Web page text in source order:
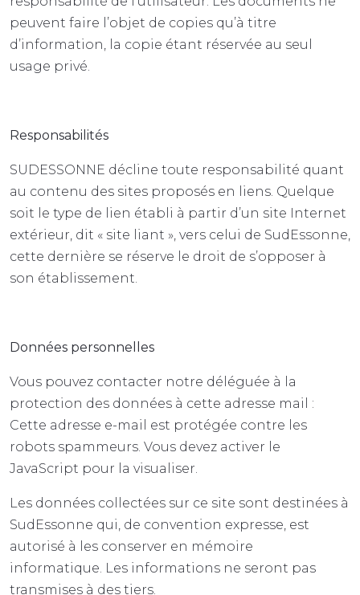
peuvent faire l’objet de copies qu’à titre
d’information, la copie étant réservée au seul
usage privé.
Responsabilités
SUDESSONNE décline toute responsabilité quant
au contenu des sites proposés en liens. Quelque
soit le type de lien établi à partir d’un site Internet
extérieur, dit « site liant », vers celui de SudEssonne,
cette dernière se réserve le droit de s’opposer à
son établissement.
Données personnelles
Vous pouvez contacter notre déléguée à la
protection des données à cette adresse mail :
Cette adresse e-mail est protégée contre les
robots spammeurs. Vous devez activer le
JavaScript pour la visualiser.
Les données collectées sur ce site sont destinées à
SudEssonne qui, de convention expresse, est
autorisé à les conserver en mémoire
informatique. Les informations ne seront pas
transmises à des tiers.